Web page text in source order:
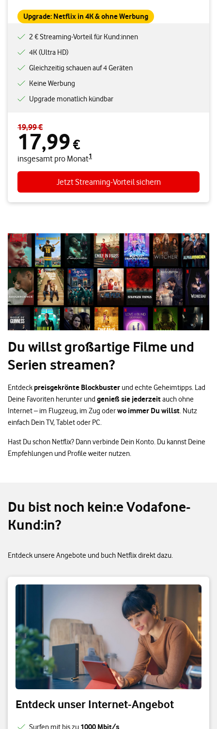
Upgrade: Netflix in 4K & ohne Werbung
2 € Streaming-Vorteil für Kund:innen
4K (Ultra HD)
Gleichzeitig schauen auf 4 Geräten
Keine Werbung
Upgrade monatlich kündbar
Standardpreis 19,99 € – Angebotspreis 17,99 € insgesamt pro
19,99 €
17,99 €
insgesamt pro Monat1
Jetzt Streaming-Vorteil sichern
Du willst großartige Filme und
Serien streamen?
Entdeck preisgekrönte Blockbuster und echte Geheimtipps. Lad
Deine Favoriten herunter und genieß sie jederzeitauch ohne
Internet – im Flugzeug, im Zug oderwo immer Du willst. Nutz
einfach Dein TV, Tablet oder PC.
Hast Du schon Netflix? Dann verbinde Dein Konto. Du kannst Deine
Empfehlungen und Profile weiter nutzen.
Du bist noch kein:e Vodafone-
Kund:in?
Entdeck unsere Angebote und buch Netflix direkt dazu.
Entdeck unser Internet-Angebot
Surfen mit bis zu 1000 Mbit/s